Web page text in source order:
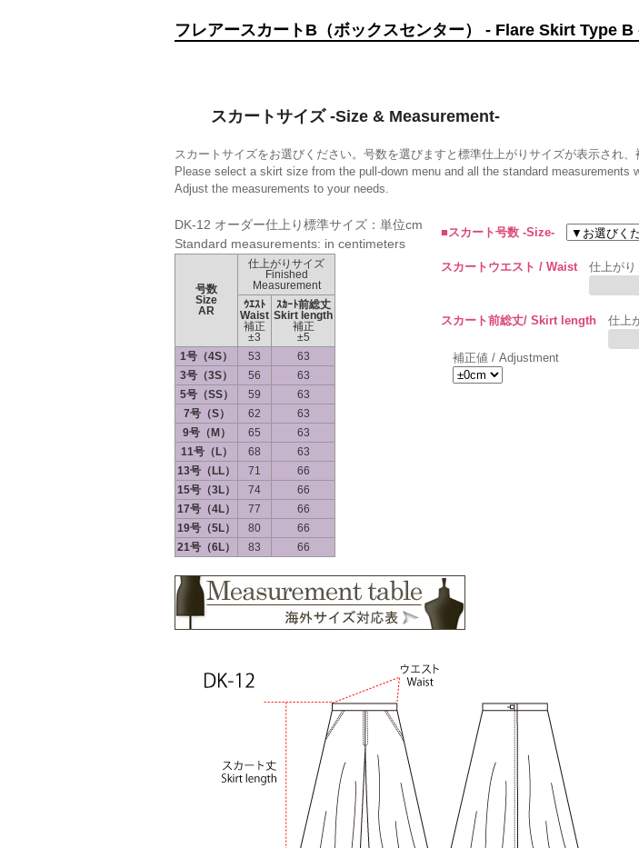
フレアースカートB（ボックスセンター） - Flare Skirt Type B
スカートサイズ -Size & Measurement-
スカートサイズをお選びください。号数を選びますと標準仕上がりサイズが表示され、
Please select a skirt size from the pull-down menu and all the standard measurements
Adjust the measurements to your needs.
DK-12 オーダー仕上り標準サイズ：単位cm
Standard measurements: in centimeters
号数
Size
AR
仕上がりサイズ
Finished
Measurement
ｳｴｽﾄ
Waist
補正
±3
ｽｶｰﾄ前総丈
Skirt length
補正
±5
1号（4S）
53
63
3号（3S）
56
63
5号（SS）
59
63
7号（S）
62
63
9号（M）
65
63
11号（L）
68
63
13号（LL）
71
66
15号（3L）
74
66
17号（4L）
77
66
19号（5L）
80
66
21号（6L）
83 66
■スカート号数 -Size-
スカートウエスト / Waist 仕上が
スカート前総丈/ Skirt length 仕上
補正値 / Adjustment